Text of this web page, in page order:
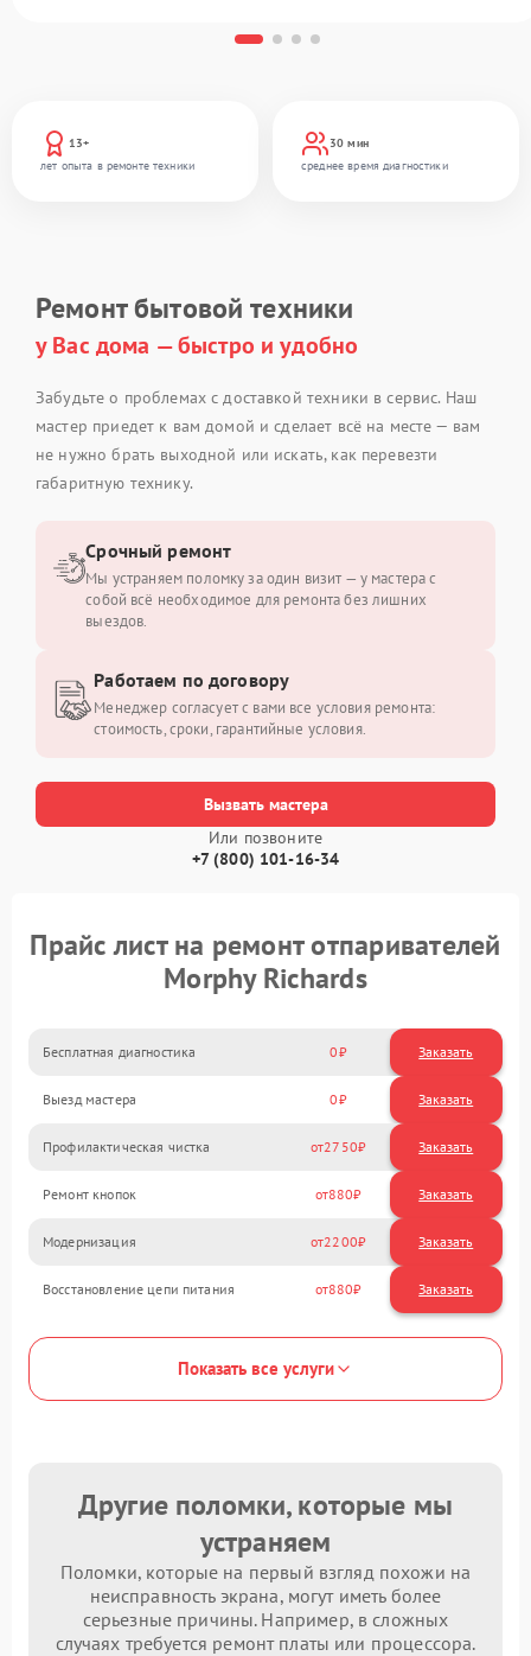
13+
лет опыта в ремонте техники
30 мин
среднее время диагностики
Ремонт бытовой техники
у Вас дома — быстро и удобно
Забудьте о проблемах с доставкой техники в сервис. Наш
мастер приедет к вам домой и сделает всё на месте — вам
не нужно брать выходной или искать, как перевезти
габаритную технику.
Вызвать мастера
Или позвоните
+7 (800) 101-16-34
Срочный ремонт
Мы устраняем поломку за один визит — у мастера с
собой всё необходимое для ремонта без лишних
выездов.
Работаем по договору
Менеджер согласует с вами все условия ремонта:
стоимость, сроки, гарантийные условия.
Прайс лист на ремонт отпаривателей
Morphy Richards
Бесплатная диагностика 0 Заказать
Выезд мастера 0 Заказать
Профилактическая чистка 2750
Ремонт кнопок 880
Модернизация 2200
Восстановление цепи питания 880
Показать все услуги
Другие поломки, которые мы
устраняем
Поломки, которые на первый взгляд похожи на
неисправность экрана, могут иметь более
серьезные причины. Например, в сложных
случаях требуется ремонт платы или процессора.